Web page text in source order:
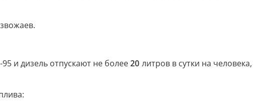
и дизель отпускают не более20 литров в сутки на человека,